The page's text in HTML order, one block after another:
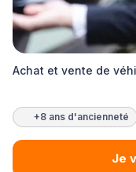
Achat et vente de
+8 ans d'ancienneté
Je